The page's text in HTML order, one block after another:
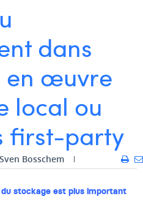
dans
en œuvre
local ou
first-party
Sven Bosschem
stockage est plus important